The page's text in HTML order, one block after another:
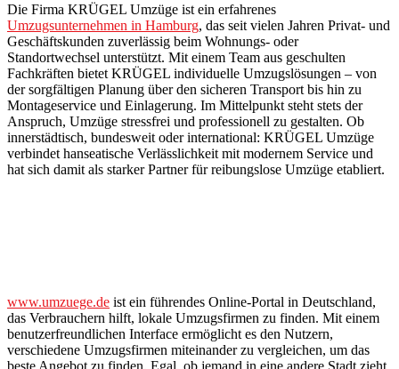
Die Firma KRÜGEL Umzüge ist ein erfahrenes
Umzugsunternehmen in Hamburg, das seit vielen Jahren Privat- und
Geschäftskunden zuverlässig beim Wohnungs- oder
Standortwechsel unterstützt. Mit einem Team aus geschulten
Fachkräften bietet KRÜGEL individuelle Umzugslösungen – von
der sorgfältigen Planung über den sicheren Transport bis hin zu
Montageservice und Einlagerung. Im Mittelpunkt steht stets der
Anspruch, Umzüge stressfrei und professionell zu gestalten. Ob
innerstädtisch, bundesweit oder international: KRÜGEL Umzüge
verbindet hanseatische Verlässlichkeit mit modernem Service und
hat sich damit als starker Partner für reibungslose Umzüge etabliert.
www.umzuege.de ist ein führendes Online-Portal in Deutschland,
das Verbrauchern hilft, lokale Umzugsfirmen zu finden. Mit einem
benutzerfreundlichen Interface ermöglicht es den Nutzern,
verschiedene Umzugsfirmen miteinander zu vergleichen, um das
beste Angebot zu finden. Egal, ob jemand in eine andere Stadt zieht